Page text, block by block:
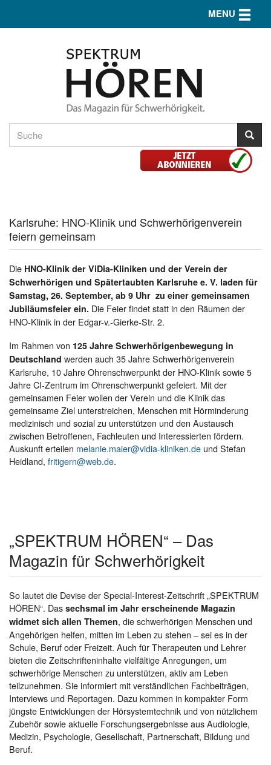
MENU Toggle
Karlsruhe: HNO-Klinik und Schwerhörigenverein
feiern gemeinsam
Die HNO-Klinik der ViDia-Kliniken und der Verein der
Schwerhörigen und Spätertaubten Karlsruhe e. V. laden für
Samstag, 26. September, ab 9 Uhr zu einer gemeinsamen
Jubiläumsfeier ein. Die Feier findet statt in den Räumen der
HNO-Klinik in der Edgar-v.-Gierke-Str. 2.
Im Rahmen von 125 Jahre Schwerhörigenbewegung in
Deutschland werden auch 35 Jahre Schwerhörigenverein
Karlsruhe, 10 Jahre Ohrenschwerpunkt der HNO-Klinik sowie 5
Jahre CI-Zentrum im Ohrenschwerpunkt gefeiert. Mit der
gemeinsamen Feier wollen der Verein und die Klinik das
gemeinsame Ziel unterstreichen, Menschen mit Hörminderung
medizinisch und sozial zu unterstützen und den Austausch
zwischen Betroffenen, Fachleuten und Interessierten fördern.
Auskunft erteilen melanie.maier@vidia-kliniken.de und Stefan
Heidland, fritigern@web.de.
„SPEKTRUM HÖREN“ – Das
Magazin für Schwerhörigkeit
So lautet die Devise der Special-Interest-Zeitschrift „SPEKTRUM
HÖREN“. Das sechsmal im Jahr erscheinende Magazin
widmet sich allen Themen, die schwerhörigen Menschen und
Angehörigen helfen, mitten im Leben zu stehen – sei es in der
Schule, Beruf oder Freizeit. Auch für Therapeuten und Lehrer
bieten die Zeitschrifteninhalte vielfältige Anregungen, um
schwerhörige Menschen zu unterstützen, aktiv am Leben
teilzunehmen. Sie informiert mit verständlichen Fachbeiträgen,
Interviews und Reportagen. Dazu kommen in kompakter Form
jüngste Entwicklungen der Hörsystemtechnik und von nützlichem
Zubehör sowie aktuelle Forschungsergebnisse aus Audiologie,
Medizin, Psychologie, Gesellschaft, Partnerschaft, Bildung und
Beruf.